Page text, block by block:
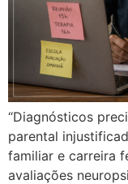
“Diagnósticos
parental
familiar e carreira
avaliações